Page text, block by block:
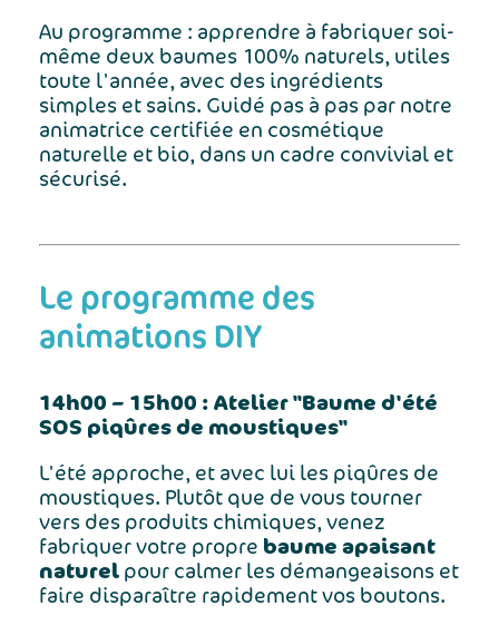
Au programme : apprendre à fabriquer soi-
même deux baumes 100% naturels, utiles
toute l'année, avec des ingrédients
simples et sains. Guidé pas à pas par notre
animatrice certifiée en cosmétique
naturelle et bio, dans un cadre convivial et
sécurisé.
Le programme des
animations DIY
14h00 – 15h00 : Atelier "Baume d'été
SOS piqûres de moustiques"
L'été approche, et avec lui les piqûres de
moustiques. Plutôt que de vous tourner
vers des produits chimiques, venez
fabriquer votre propre baume apaisant
naturel pour calmer les démangeaisons et
faire disparaître rapidement vos boutons.